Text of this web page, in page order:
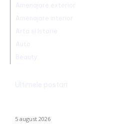
5 august 2026